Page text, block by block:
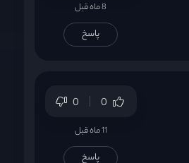
8 ماه قبل
پاسخ
0 0
11 ماه قبل
پاسخ